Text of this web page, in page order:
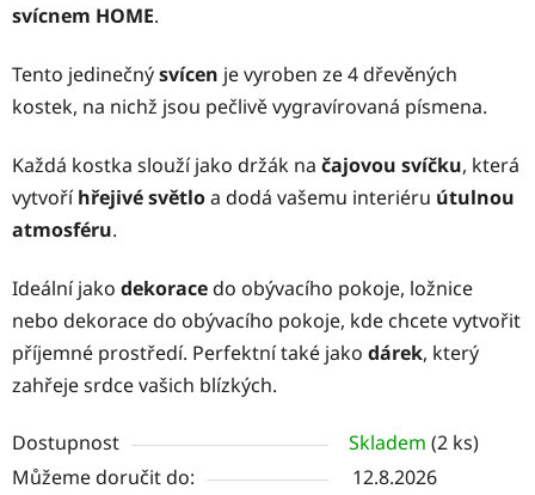
svícnem HOME.
Tento jedinečnýsvícen je vyroben ze 4 dřevěných
kostek, na nichž jsou pečlivě vygravírovaná písmena.
Každá kostka slouží jako držák na čajovou svíčku, která
vytvoříhřejivé světloa dodá vašemu interiéru útulnou
atmosféru.
Ideální jako dekoracedo obývacího pokoje, ložnice
nebo dekorace do obývacího pokoje, kde chcete vytvořit
příjemné prostředí. Perfektní také jako dárek, který
zahřeje srdce vašich blízkých.
Dostupnost Skladem (2 ks)
Můžeme doručit do:
12.8.2026